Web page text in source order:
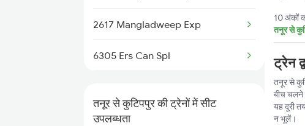
6323 Cbe Maq Express
6324 Maq Cbe Express
6347 Tvc Maq Express
6348 Maq Tvc Exp
2617 Mangladweep Exp
6305 Ers Can Spl
6307 Allp Can Spl
तनूर से कुटिपपुर की ट्रेनों में सीट
उपलब्धता
10 अंकों
तनूर से
ट्रेन
तनूर से
बीच चलने
यह दूरी
न भूलें।